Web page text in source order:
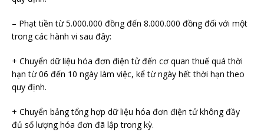
– Phạt tiền từ 5.000.000 đồng đến 8.000.000 đồng đối với một
trong các hành vi sau đây:
+ Chuyển dữ liệu hóa đơn điện tử đến cơ quan thuế quá thời
hạn từ 06 đến 10 ngày làm việc, kể từ ngày hết thời hạn theo
quy định.
+ Chuyển bảng tổng hợp dữ liệu hóa đơn điện tử không đầy
đủ số lượng hóa đơn đã lập trong kỳ.